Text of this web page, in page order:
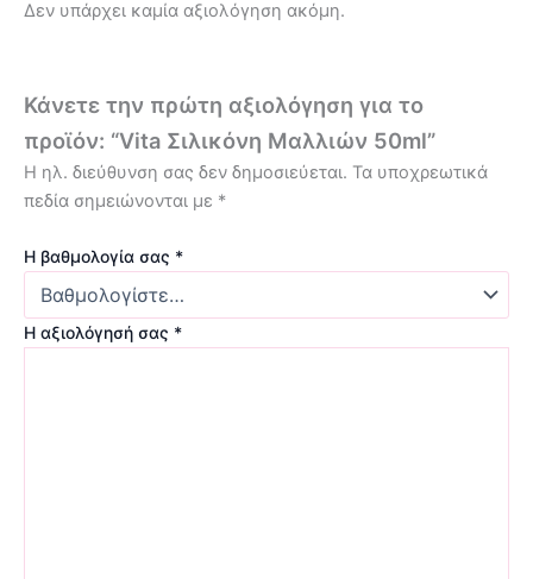
Δεν υπάρχει καμία αξιολόγηση ακόμη.
Κάνετε την πρώτη αξιολόγηση για το
προϊόν: “Vita Σιλικόνη Μαλλιών 50ml”
Η ηλ. διεύθυνση σας δεν δημοσιεύεται. Τα υποχρεωτικά
πεδία σημειώνονται με *
Η βαθμολογία σας *
Η αξιολόγησή σας *